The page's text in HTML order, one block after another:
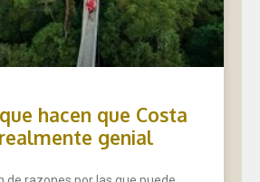
hacen que Costa
genial